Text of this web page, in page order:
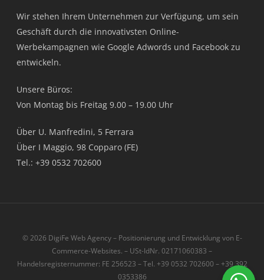
Wir stehen Ihrem Unternehmen zur Verfügung, um sein
Geschäft durch die innovativsten Online-
Werbekampagnen wie Google Adwords und Facebook zu
entwickeln.
Unsere Büros:
Von Montag bis Freitag 9.00 – 19.00 Uhr
Über U. Manfredini, 5 Ferrara
Über I Maggio, 98 Copparo (FE)
Tel.: +39 0532 702600
© 2026 DigiFe Web Agency – Positionierung und Entwicklung von E-
Commerce-Websites. – USt-IdNr. 02171060383 –
Handelsregisternummer: FE 256523 – Tel. +39 0532 702600 – +39 392
0353386